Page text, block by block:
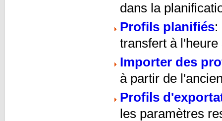
dans la
Profils planifiés:
transfert à
Importer des
à partir de
Profils
les paramètres